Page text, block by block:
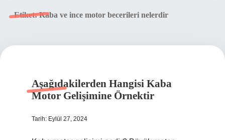
Politikası
Etiket:Kaba ve ince motor becerileri nelerdir
Aşağıdakilerden Hangisi Kaba
Motor Gelişimine Örnektir
Tarih: Eylül 27, 2024